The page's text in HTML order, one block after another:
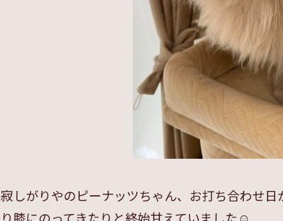
寂しがりやのピーナッツちゃん、お打ち合わせ